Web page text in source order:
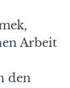
Arbeit
den